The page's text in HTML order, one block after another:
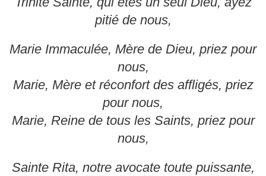
pitié de nous,
Marie Immaculée, Mère de Dieu, priez pour
nous,
Marie, Mère et réconfort des affligés, priez
pour nous,
Marie, Reine de tous les Saints, priez pour
nous,
Sainte Rita, notre avocate toute puissante,